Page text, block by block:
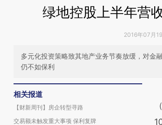
绿地控股上半年营
2016年07月
多元化投资策略致其地产业务节奏放缓，对金
仍不如保利
相关报道
【财新周刊】房企转型寻路
交易额未触发重大事项 保利复牌
（